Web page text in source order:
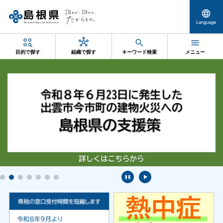
Language
目的で探す 組織で探す キーワード検索 メニュー